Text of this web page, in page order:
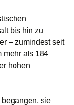
bis hin zu
– zumindest seit
mehr als 184
hohen
sie